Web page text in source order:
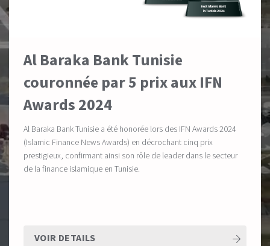
Al Baraka Bank Tunisie
couronnée par 5 prix aux IFN
Awards 2024
Al Baraka Bank Tunisie a été honorée lors des IFN Awards 2024
(Islamic Finance News Awards) en décrochant cinq prix
prestigieux, confirmant ainsi son rôle de leader dans le secteur
de la finance islamique en Tunisie.
VOIR DETAILS